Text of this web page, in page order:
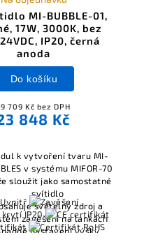
MI-BUBBLE-01,
17W, 3000K, bez
IP20, černá
anoda
709 Kč bez DPH
848 Kč
Do košíku
k vytvoření tvaru MI-
v systému MIFOR-70
sloužit jako samostatné
svítidlo
světelný zdroj a
zavěšení na lankách
nastavení výšky